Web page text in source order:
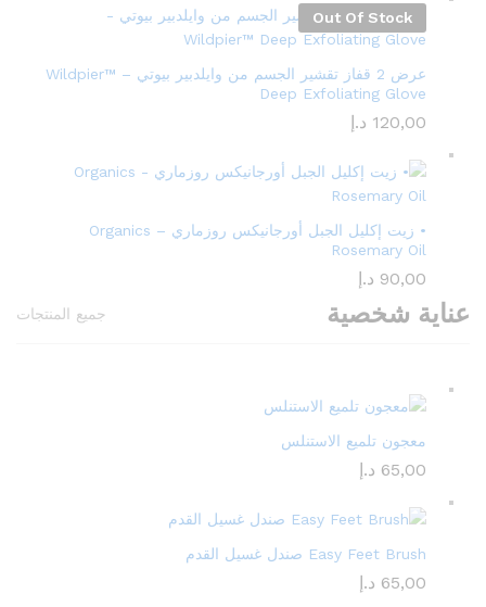
Out Of Stock
عرض 2 قفاز تقشير الجسم من وايلدبير بيوتي – Wildpier™️
Deep Exfoliating Glove
120,00 د.إ
• زيت إكليل الجبل أورجانيكس روزماري – Organics
Rosemary Oil
90,00 د.إ
عناية شخصية جميع المنتجات
معجون تلميع الاستنلس
65,00 د.إ
Easy Feet Brush صندل غسيل القدم
65,00 د.إ